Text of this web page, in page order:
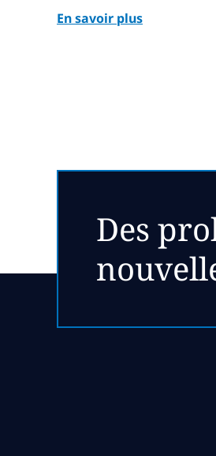
En savoir plus
Des